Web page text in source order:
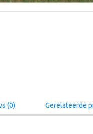
(0) Gerelateerde